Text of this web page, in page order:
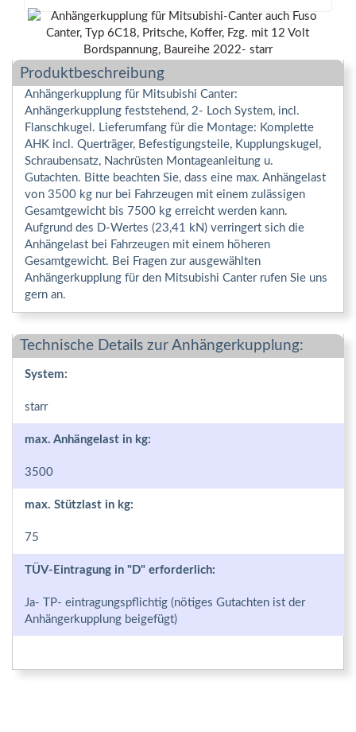
Produktbeschreibung
Anhängerkupplung für Mitsubishi Canter:
Anhängerkupplung feststehend, 2- Loch System, incl.
Flanschkugel. Lieferumfang für die Montage: Komplette
AHK incl. Querträger, Befestigungsteile, Kupplungskugel,
Schraubensatz, Nachrüsten Montageanleitung u.
Gutachten. Bitte beachten Sie, dass eine max. Anhängelast
von 3500 kg nur bei Fahrzeugen mit einem zulässigen
Gesamtgewicht bis 7500 kg erreicht werden kann.
Aufgrund des D-Wertes (23,41 kN) verringert sich die
Anhängelast bei Fahrzeugen mit einem höheren
Gesamtgewicht. Bei Fragen zur ausgewählten
Anhängerkupplung für den Mitsubishi Canter rufen Sie uns
gern an.
Technische Details zur Anhängerkupplung:
System:
starr
max. Anhängelast in kg:
3500
max. Stützlast in kg:
75
TÜV-Eintragung in "D" erforderlich:
Ja- TP- eintragungspflichtig (nötiges Gutachten ist der
Anhängerkupplung beigefügt)